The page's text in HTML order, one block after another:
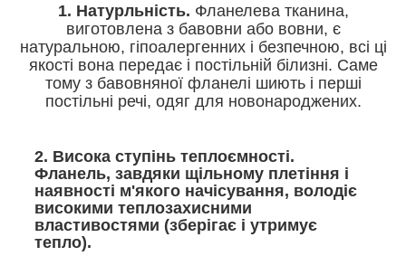
1. Натурльність. Фланелева тканина,
виготовлена з бавовни або вовни, є
натуральною, гіпоалергенних і безпечною, всі ці
якості вона передає і постільній білизні. Саме
тому з бавовняної фланелі шиють і перші
постільні речі, одяг для новонароджених.
2. Висока ступінь теплоємності.
Фланель, завдяки щільному плетіння і
наявності м'якого начісування, володіє
високими теплозахисними
властивостями (зберігає і утримує
тепло).